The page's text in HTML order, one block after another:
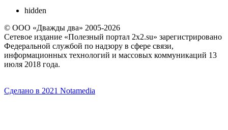
hidden
© ООО «Дважды два» 2005-2026
Сетевое издание «Полезный портал 2x2.su» зарегистрировано
Федеральной службой по надзору в сфере связи,
информационных технологий и массовых коммуникаций 13
июля 2018 года.
Сделано в 2021 Notamedia